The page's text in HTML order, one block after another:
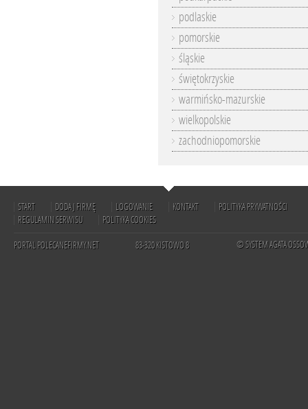
podlaskie
pomorskie
śląskie
świętokrzyskie
warmińsko-mazurskie
wielkopolskie
zachodniopomorskie
START DODAJ FIRMĘ LOGOWANIE KONTAKT
POLITYKA PRYWATNOŚCI
REGULAMIN SERWISU
POLITYKA COOKIES
PORTAL POLECANEFIRMY.NET 83-320 KISTOWO 8 © SYSTEM AGATA